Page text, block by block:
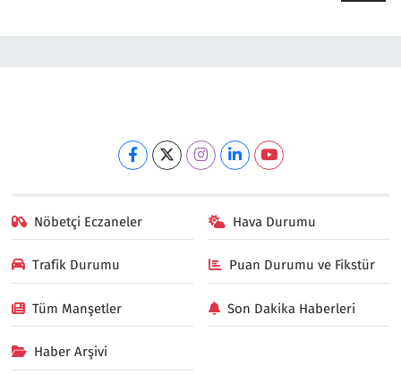
Nöbetçi Eczaneler Hava Durumu
Trafik Durumu Puan Durumu ve Fikstür
Tüm Manşetler Son Dakika Haberleri
Haber Arşivi